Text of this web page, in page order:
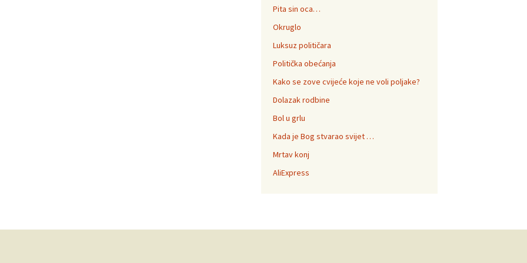
Pita sin oca…
Okruglo
Luksuz političara
Politička obećanja
Kako se zove cvijeće koje ne voli poljake?
Dolazak rodbine
Bol u grlu
Kada je Bog stvarao svijet …
Mrtav konj
AliExpress